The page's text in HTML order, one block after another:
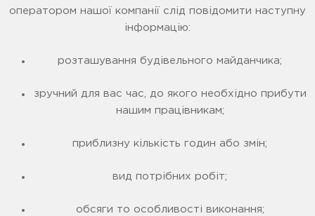
оператором нашої компанії слід повідомити наступну
інформацію:
розташування будівельного майданчика;
зручний для вас час, до якого необхідно прибути
нашим працівникам;
приблизну кількість годин або змін;
вид потрібних робіт;
обсяги то особливості виконання;